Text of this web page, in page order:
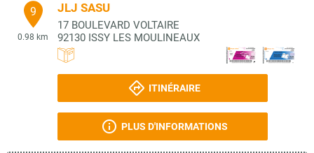
9
0.98 km
JLJ SASU
17 BOULEVARD VOLTAIRE
92130 ISSY LES MOULINEAUX
ITINÉRAIRE
PLUS D'INFORMATIONS